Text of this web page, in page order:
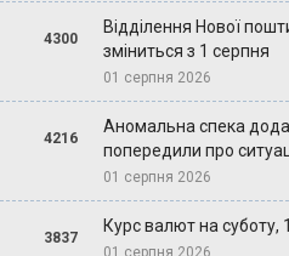
4300
Відділення Нової
зміниться з 1 серпня
01 серпня 2026
4216
Аномальна спека
попередили про
01 серпня 2026
3837
Курс валют на суботу,
01 серпня 2026